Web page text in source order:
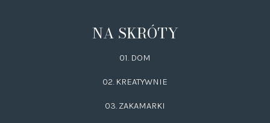
NA SKRÓTY
01. DOM
02. KREATYWNIE
03. ZAKAMARKI